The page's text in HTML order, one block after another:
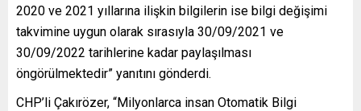
2020 ve 2021 yıllarına ilişkin bilgilerin ise bilgi değişimi
takvimine uygun olarak sırasıyla 30/09/2021 ve
30/09/2022 tarihlerine kadar paylaşılması
öngörülmektedir” yanıtını gönderdi.
CHP’li Çakırözer, “Milyonlarca insan Otomatik Bilgi